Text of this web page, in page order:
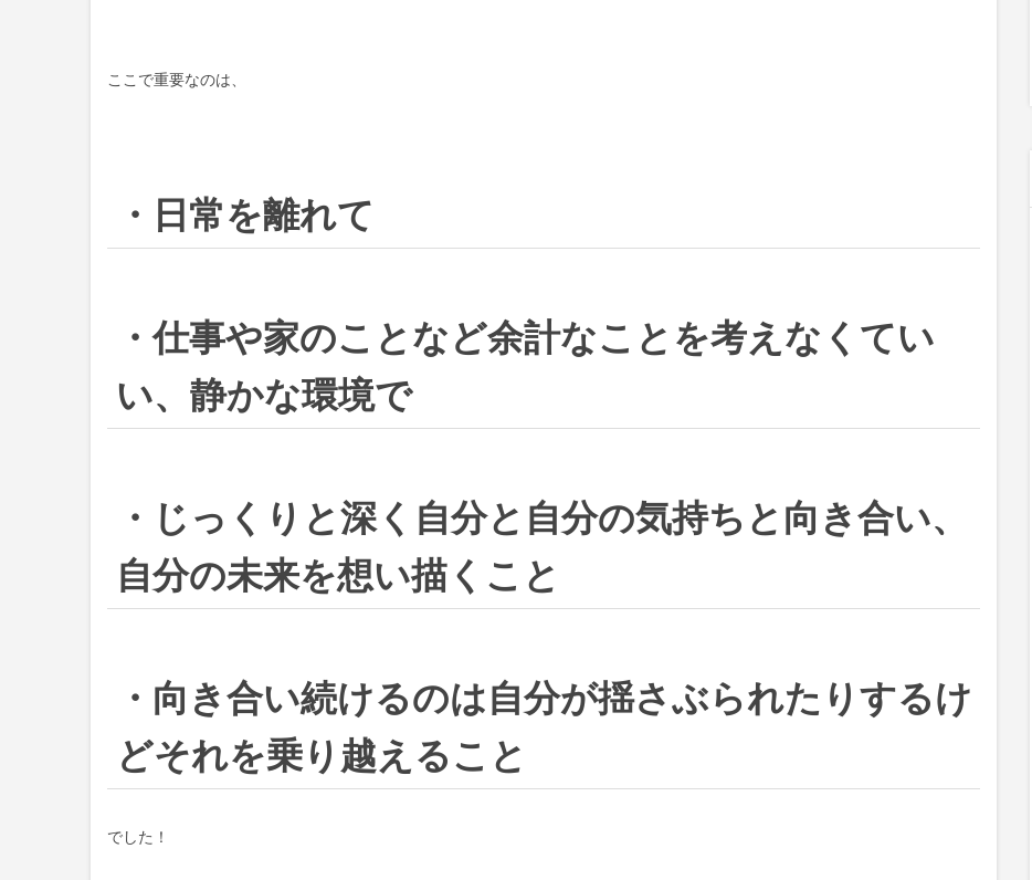
ここで重要なのは、
・日常を離れて
・仕事や家のことなど余計なことを考えなくてい
い、静かな環境で
・じっくりと深く自分と自分の気持ちと向き合い、
自分の未来を想い描くこと
・向き合い続けるのは自分が揺さぶられたりするけ
どそれを乗り越えること
でした！